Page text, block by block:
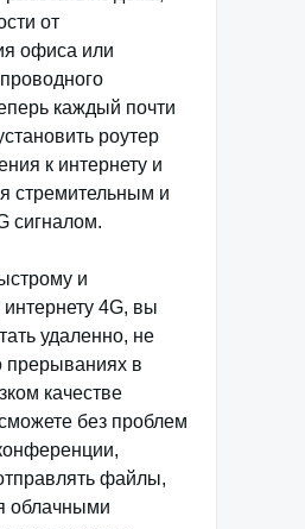
от
офиса или
каждый почти
роутер
к интернету и
стремительным и
сигналом.
и
4G, вы
удаленно, не
прерываниях в
качестве
без проблем
файлы,
облачными